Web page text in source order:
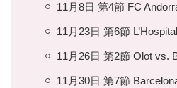
11月8日 第4節 FC
11月23日 第6節
11月26日 第2節 Olot vs.
11月30日 第7節